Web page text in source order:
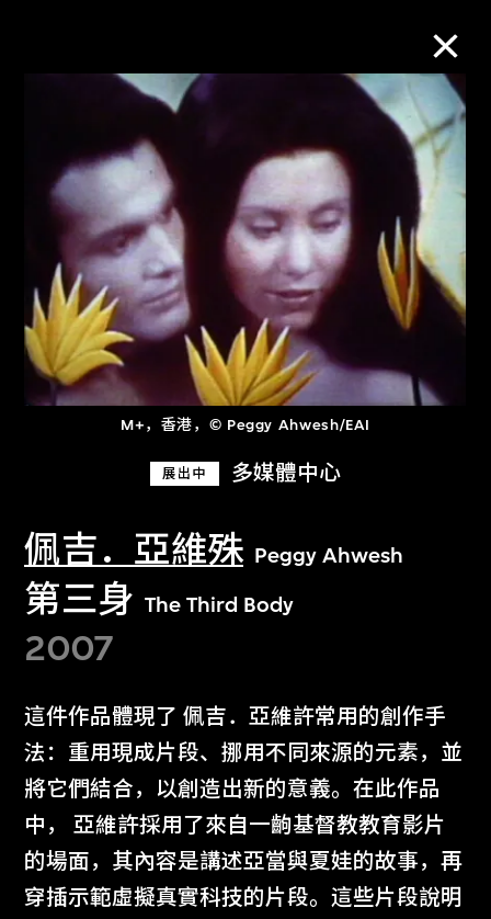
M+，香港，© Peggy Ahwesh/EAI
展出中 多媒體中心
佩吉．亞維殊 Peggy Ahwesh
第三身 The Third Body
2007
這件作品體現了 佩吉．亞維許常用的創作手
法：重用現成片段、挪用不同來源的元素，並
將它們結合，以創造出新的意義。在此作品
中， 亞維許採用了來自一齣基督教教育影片
的場面，其內容是講述亞當與夏娃的故事，再
穿插示範虛擬真實科技的片段。這些片段說明
M+藏品
进一步筛选 搜索
关于M+藏品
探索世界顶级的二十及二十一世纪视觉